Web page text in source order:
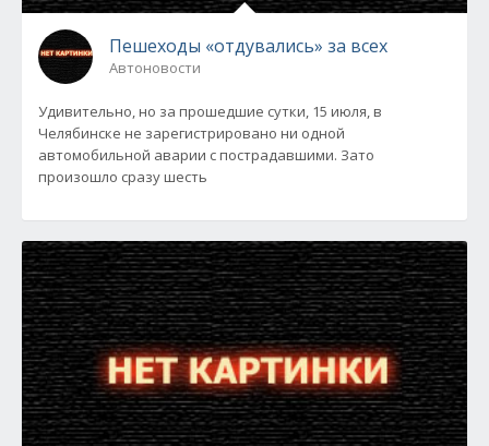
Пешеходы «отдувались» за всех
Автоновости
Удивительно, но за прошедшие сутки, 15 июля, в
Челябинске не зарегистрировано ни одной
автомобильной аварии с пострадавшими. Зато
произошло сразу шесть